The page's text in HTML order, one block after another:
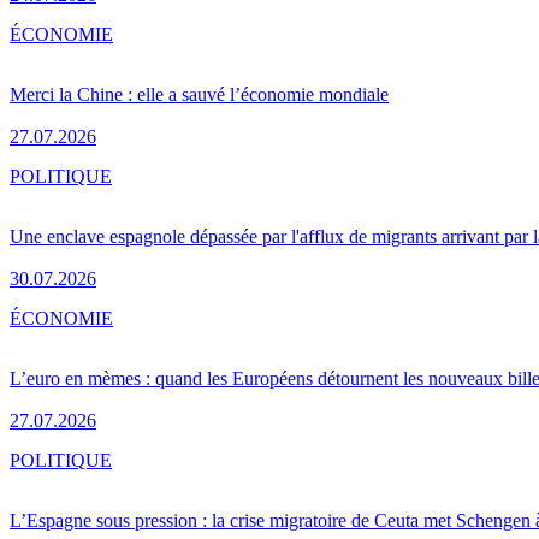
Merci la Chine : elle a sauvé l’économie mondiale
27.07.2026
ÉCONOMIE
Une enclave espagnole dépassée par l'afflux de migrants arrivant par
30.07.2026
POLITIQUE
L’euro en mèmes : quand les Européens détournent les nouveaux
27.07.2026
ÉCONOMIE
L’Espagne sous pression : la crise migratoire de Ceuta met Schengen
POLITIQUE